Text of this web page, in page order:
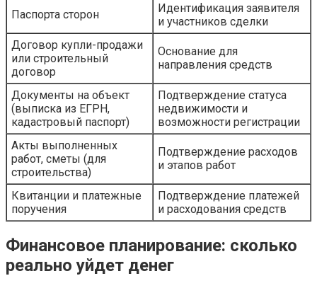
Паспорта сторон
Идентификация заявителя
и участников сделки
Договор купли-продажи
или строительный
договор
Основание для
направления средств
Документы на объект
(выписка из ЕГРН,
кадастровый паспорт)
Подтверждение статуса
недвижимости и
возможности регистрации
Акты выполненных
работ, сметы (для
строительства)
Подтверждение расходов
и этапов работ
Квитанции и платежные
поручения
Подтверждение платежей
и расходования средств
Финансовое планирование: сколько
реально уйдет денег